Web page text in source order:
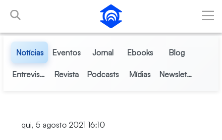
Pular para o Conteúdo principal
Notícias Eventos Jornal Ebooks Blog
Entrevistas Revista Podcasts Mídias Newsletter
qui, 5 agosto 2021 16:10